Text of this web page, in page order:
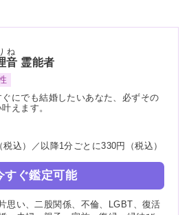
音
ね
霊能者
ぐにでも結婚したいあなた、必ずその
叶えます。
込）／以降1分ごとに330円（税込）
すぐ鑑定可能
思い、二股関係、不倫、LGBT、復活